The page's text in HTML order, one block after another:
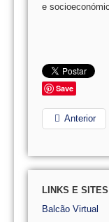
e
Save
Anterior
LINKS E
Balcão Virtual